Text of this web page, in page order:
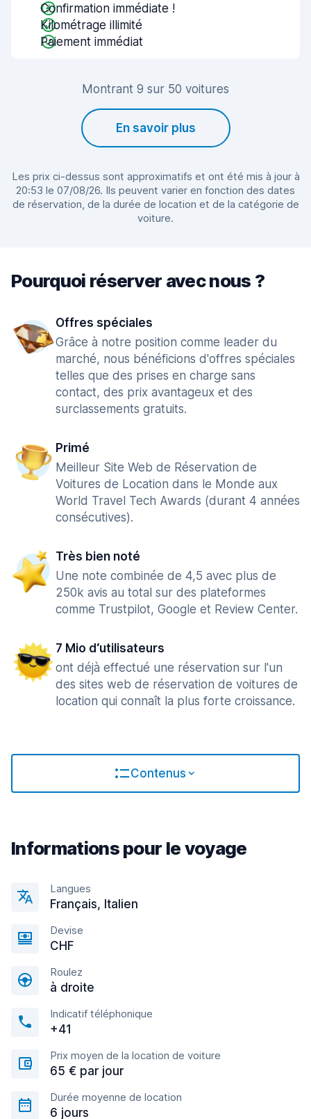
Confirmation immédiate !
Kilométrage illimité
Paiement immédiat
Montrant 9 sur 50 voitures
En savoir plus
Les prix ci-dessus sont approximatifs et ont été mis à jour à
20:53 le 07/08/26. Ils peuvent varier en fonction des dates
de réservation, de la durée de location et de la catégorie de
voiture.
Pourquoi réserver avec nous ?
Offres spéciales
Grâce à notre position comme leader du
marché, nous bénéficions d'offres spéciales
telles que des prises en charge sans
contact, des prix avantageux et des
surclassements gratuits.
Primé
Meilleur Site Web de Réservation de
Voitures de Location dans le Monde aux
World Travel Tech Awards (durant 4 années
consécutives).
Très bien noté
Une note combinée de 4,5 avec plus de
250k avis au total sur des plateformes
comme Trustpilot, Google et Review Center.
7 Mio d‘utilisateurs
ont déjà effectué une réservation sur l'un
des sites web de réservation de voitures de
location qui connaît la plus forte croissance.
Contenus
Informations pour le voyage
Langues
Français, Italien
Devise
CHF
Roulez
à droite
Indicatif téléphonique
+41
Prix moyen de la location de voiture
65 € par jour
Durée moyenne de location
6 jours